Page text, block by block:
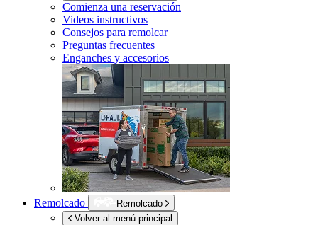
Comienza una reservación
Videos instructivos
Consejos para remolcar
Preguntas frecuentes
Enganches y accesorios
Remolcado
Remolcado
Volver al menú principal